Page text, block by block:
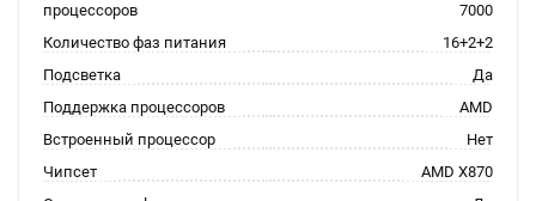
процессоров
7000
Количество фаз питания
16+2+2
Подсветка
Да
Поддержка процессоров
AMD
Встроенный процессор
Нет
Чипсет
AMD X870